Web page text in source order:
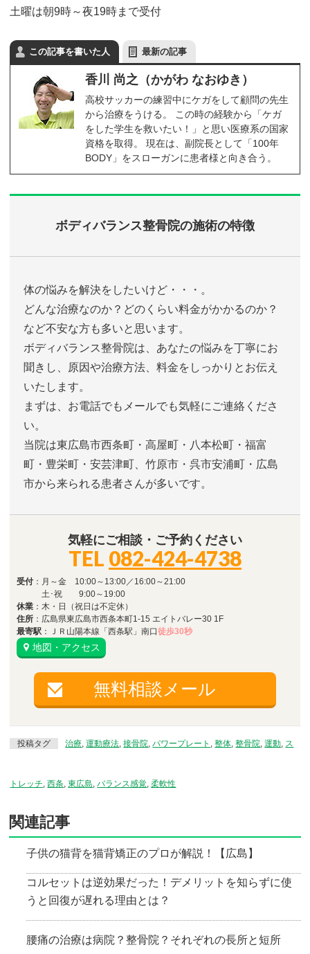
土曜は朝9時～夜19時まで受付
この記事を書いた人 最新の記事
香川 尚之（かがわ なおゆき）
高校サッカーの練習中にケガをして顧問の先生
から治療をうける。 この時の経験から「ケガ
をした学生を救いたい！」と思い医療系の国家
資格を取得。 現在は、副院長として「100年
BODY」をスローガンに患者様と向き合う。
ボディバランス整骨院の施術の特徴
体の悩みを解決をしたいけど・・・。
どんな治療なのか？どのくらい料金がかかるのか？
など不安な方も多いと思います。
ボディバランス整骨院は、あなたの悩みを丁寧にお
聞きし、原因や治療方法、料金をしっかりとお伝え
いたします。
まずは、お電話でもメールでも気軽にご連絡くださ
い。
当院は東広島市西条町・高屋町・八本松町・福富
町・豊栄町・安芸津町、竹原市・呉市安浦町・広島
市から来られる患者さんが多いです。
気軽にご相談・ご予約ください
TEL 082-424-4738
受付：月～金 10:00～13:00／16:00～21:00
土･祝 9:00～19:00
休業 ：木・日（祝日は不定休）
住所 ：広島県東広島市西条本町1-15 エイトバレー30 1F
最寄駅 ：ＪＲ山陽本線「西条駅」南口徒歩30秒
地図・アクセス
無料相談メール
投稿タグ 治療 ,運動療法 ,接骨院 ,パワープレート ,整体 ,整骨院 ,運動 ス
トレッチ ,西条 ,東広島 ,バランス感覚 ,柔軟性
関連記事
子供の猫背を猫背矯正のプロが解説！【広島】
コルセットは逆効果だった！デメリットを知らずに使
うと回復が遅れる理由とは？
腰痛の治療は病院？整骨院？それぞれの長所と短所